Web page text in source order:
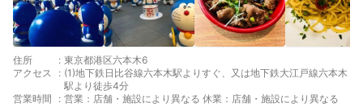
住所 : 東京都港区六本木6
アクセス
: (1)地下鉄日比谷線六本木駅よりすぐ、又は地下鉄大江戸線六本木
駅より徒歩4分
営業時間
: 営業：店舗・施設により異なる 休業：店舗・施設により異なる